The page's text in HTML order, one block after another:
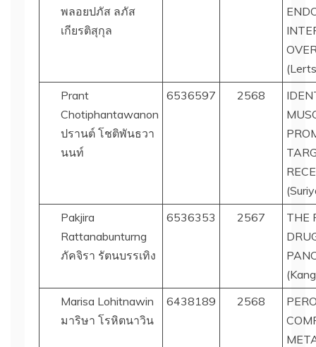
พลอยปภัส ลภัส
เกียรติสุกุล
Prant
Chotiphantawanon
ปรานต์ โชติพันธวา
นนท์
6536597 2568
Pakjira
Rattanabunturng
ภัคจิรา รัตนบรรเทิง
6536353 2567
THE
Marisa Lohitnawin
มาริษา โรหิตนาวิน
6438189 2568